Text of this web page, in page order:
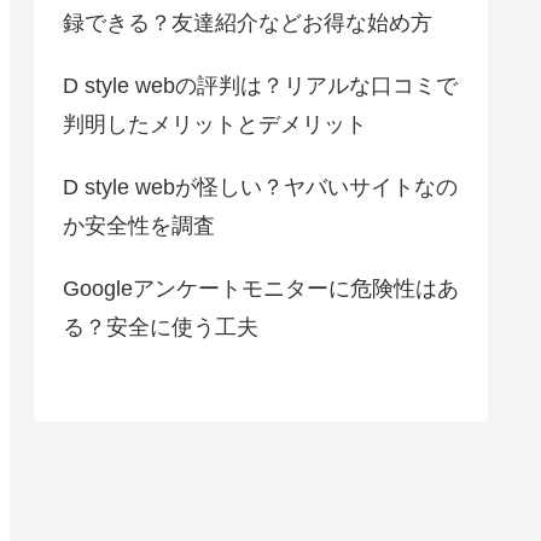
録できる？友達紹介などお得な始め方
D style webの評判は？リアルな口コミで
判明したメリットとデメリット
D style webが怪しい？ヤバいサイトなの
か安全性を調査
Googleアンケートモニターに危険性はあ
る？安全に使う工夫